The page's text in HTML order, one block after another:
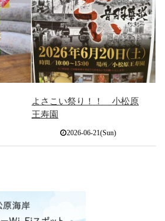
よさこい祭り！！ 小松原
王寿園
2026-06-21(Sun)